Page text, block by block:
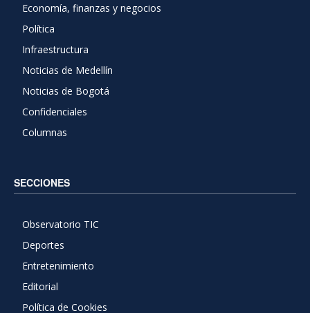
Economía, finanzas y negocios
Política
Infraestructura
Noticias de Medellín
Noticias de Bogotá
Confidenciales
Columnas
SECCIONES
Observatorio TIC
Deportes
Entretenimiento
Editorial
Política de Cookies